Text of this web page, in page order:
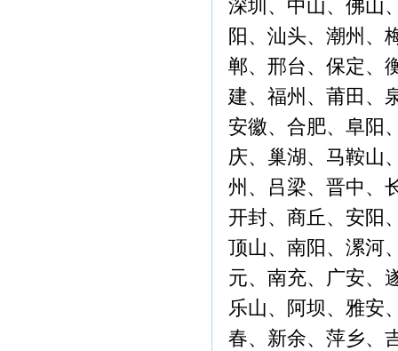
深圳、中山、佛山
阳、汕头、潮州、
郸、邢台、保定、
建、福州、莆田、
安徽、合肥、阜阳
庆、巢湖、马鞍山
州、吕梁、晋中、
开封、商丘、安阳
顶山、南阳、漯河
元、南充、广安、
乐山、阿坝、雅安
春、新余、萍乡、